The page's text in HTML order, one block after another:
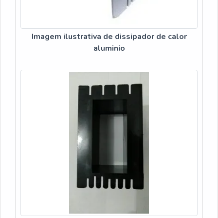
Imagem ilustrativa de dissipador de calor
aluminio